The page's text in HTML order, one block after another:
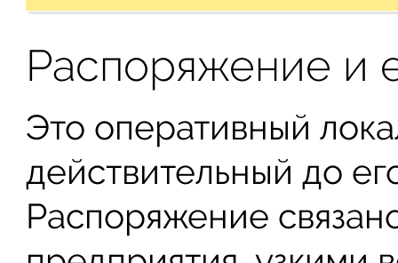
Распоряжение и
Это оперативный
действительный до
Распоряжение